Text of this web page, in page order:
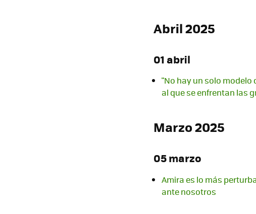
Abril 2025
01 abril
"No hay un solo modelo
al que se enfrentan las
Marzo 2025
05 marzo
Amira es lo más
ante nosotros